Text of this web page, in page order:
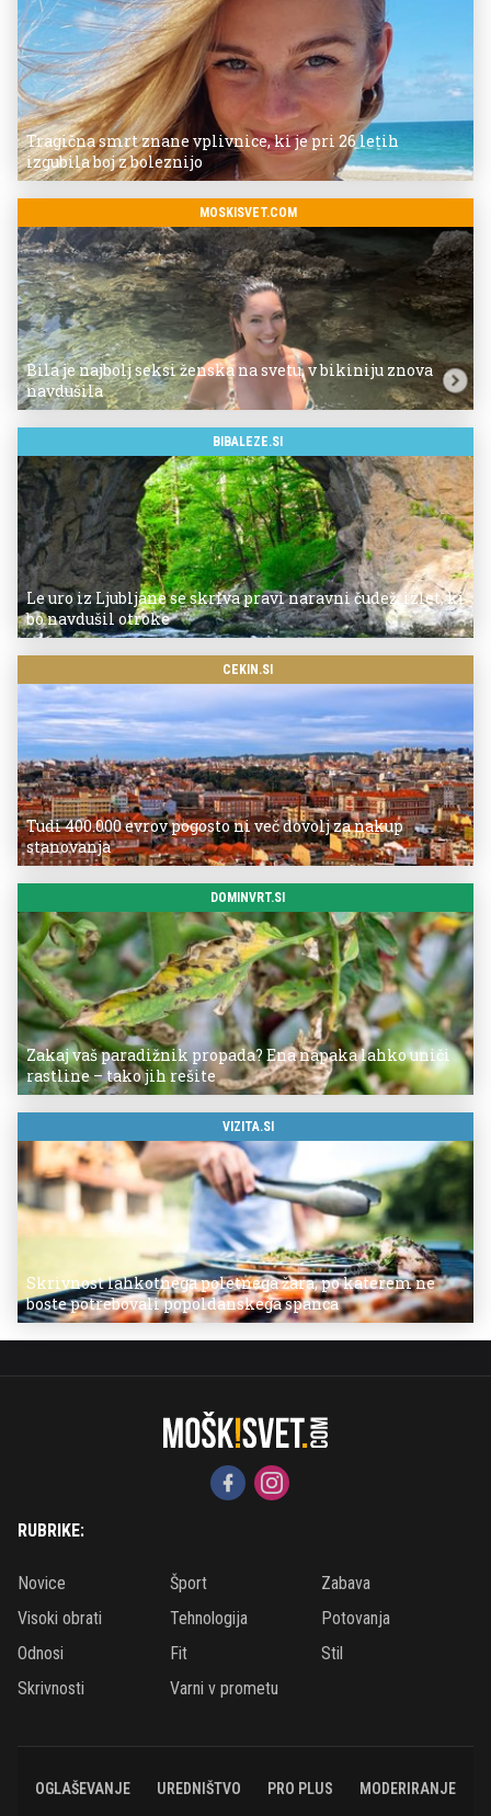
Tragična smrt znane vplivnice, ki je pri 26 letih
izgubila boj z boleznijo
MOSKISVET.COM
Bila je najbolj seksi ženska na svetu, v bikiniju znova
navdušila
BIBALEZE.SI
Le uro iz Ljubljane se skriva pravi naravni čudež: izlet, ki
bo navdušil otroke
CEKIN.SI
Tudi 400.000 evrov pogosto ni več dovolj za nakup
stanovanja
DOMINVRT.SI
Zakaj vaš paradižnik propada? Ena napaka lahko uniči
rastline – tako jih rešite
VIZITA.SI
Skrivnost lahkotnega poletnega žara, po katerem ne
boste potrebovali popoldanskega spanca
RUBRIKE:
Novice Šport
Zabava
Visoki obrati
Tehnologija
Potovanja
Odnosi
Fit
Stil
Skrivnosti
Varni v prometu
OGLAŠEVANJE UREDNIŠTVO PRO PLUS MODERIRANJE